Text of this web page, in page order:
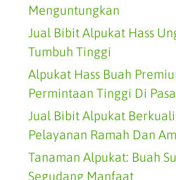
Menguntungkan
Jual Bibit Alpukat Hass
Tumbuh Tinggi
Alpukat Hass Buah
Permintaan Tinggi Di
Jual Bibit Alpukat
Pelayanan Ramah Dan
Tanaman Alpukat: Buah
Segudang Manfaat